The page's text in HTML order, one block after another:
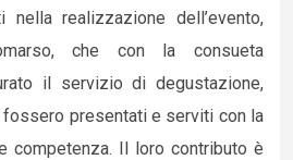
nella realizzazione dell’evento,
che con la consueta
il servizio di degustazione,
presentati e serviti con la
competenza. Il loro contributo è